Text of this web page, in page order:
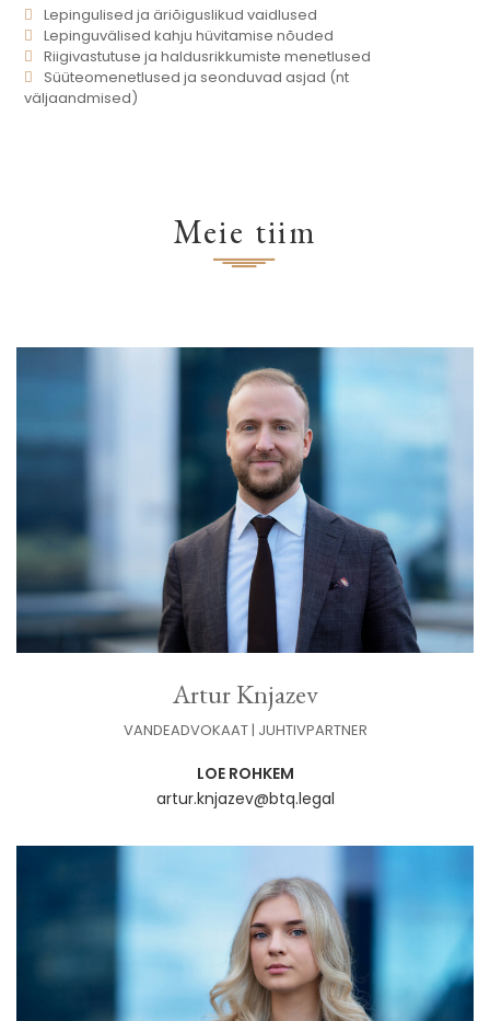
Lepingulised ja äriõiguslikud vaidlused
Lepinguvälised kahju hüvitamise nõuded
Riigivastutuse ja haldusrikkumiste menetlused
Süüteomenetlused ja seonduvad asjad (nt
väljaandmised)
Meie tiim
Artur Knjazev
VANDEADVOKAAT | JUHTIVPARTNER
LOE ROHKEM
artur.knjazev@btq.legal